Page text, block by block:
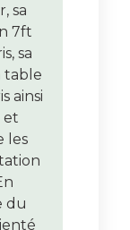
sa
7ft
sa
table
ainsi
et
les
du